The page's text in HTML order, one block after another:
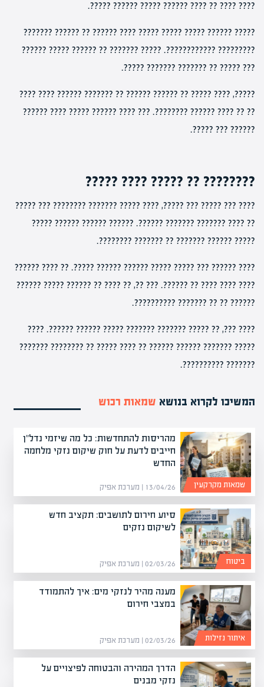
???? ???? ?? ???? ?????? ????? ?????? ?????.
????? ?????? ????? ????? ????? ???? ?????? ?? ?????? ???????
????????? ????????????. ????? ??????? ?? ?????? ????? ??????
??? ????? ?? ??????? ??????? ?????.
?????, ???? ????? ?? ?????? ?????? ?? ??????? ?????? ???? ????
?? ?? ???? ?????? ????????. ??? ???? ?????? ????? ???? ??????
?????? ??? ?????.
???????? ?? ????? ???? ?????
???? ??? ????? ??? ?????, ???? ????? ??????? ???????? ??? ?????
?? ???? ??????? ??????? ??????. ?????? ?????? ?????? ?????
????? ?????? ??????? ?? ??????? ????????.
???? ?????? ??? ????? ????? ?????? ?????? ?????. ?? ???? ??????
???? ???? ???? ?? ??????. ??? ??, ?? ???? ?? ?????? ????? ??????
?????? ?? ?? ??????? ??????????.
???? ???, ?? ????? ??????? ??????? ????? ?????? ??????. ????
????? ??????? ?????? ?????? ?? ???? ????? ?? ???????? ???????
??????? ??????????.
המשיכו לקרוא בנושא שמאות רכוש
מהריסות להתחדשות: כל מה שיזמי נדל"ן
חייבים לדעת על חוק שיקום נזקי מלחמה
החדש
13/04/26 | מערכת אפיק שמאות מקרקעין
סיוע חירום לתושבים: תקציב חדש
לשיקום נזקים
02/03/26 | מערכת אפיק ביטוח
מענה מהיר לנזקי מים: איך להתמודד
במצבי חירום
02/03/26 | מערכת אפיק איתור נזילות
הדרך המהירה והבטוחה לפיצויים על
נזקי מבנים